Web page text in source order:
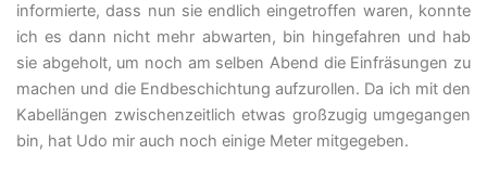
informierte, dass nun sie endlich eingetroffen waren, konnte
ich es dann nicht mehr abwarten, bin hingefahren und hab
sie abgeholt, um noch am selben Abend die Einfräsungen zu
machen und die Endbeschichtung aufzurollen. Da ich mit den
Kabellängen zwischenzeitlich etwas großzugig umgegangen
bin, hat Udo mir auch noch einige Meter mitgegeben.